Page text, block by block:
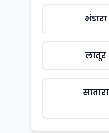
भंडारा
लातूर
सातारा